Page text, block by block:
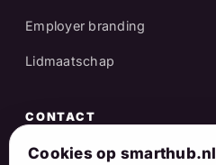
Employer branding
Lidmaatschap
CONTACT
Raadhuisstraat 25
Cookies op smarthub.nl